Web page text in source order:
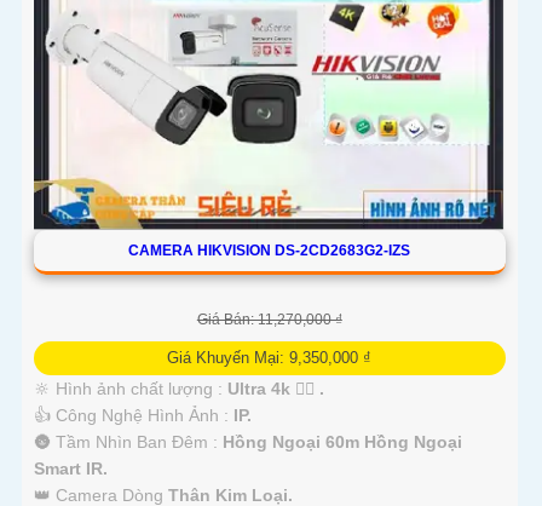
CAMERA HIKVISION DS-2CD2683G2-IZS
Giá Bán: 11,270,000 ₫
Giá Khuyến Mại: 9,350,000 ₫
🔆 Hình ảnh chất lượng : Ultra 4k 👍🏾 .
👍 Công Nghệ Hình Ảnh : IP.
🌚 Tầm Nhìn Ban Đêm : Hồng Ngoại 60m Hồng Ngoại
Smart IR.
👑 Camera Dòng Thân Kim Loại.